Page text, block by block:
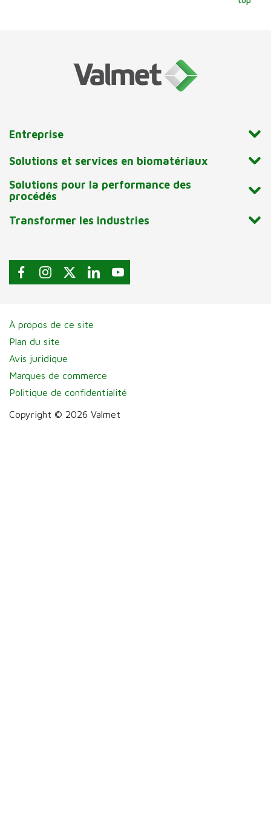
Entreprise
Solutions et services en biomatériaux
Solutions pour la performance des
procédés
Transformer les industries
À propos de ce site
Plan du site
Avis juridique
Marques de commerce
Politique de confidentialité
Copyright © 2026 Valmet